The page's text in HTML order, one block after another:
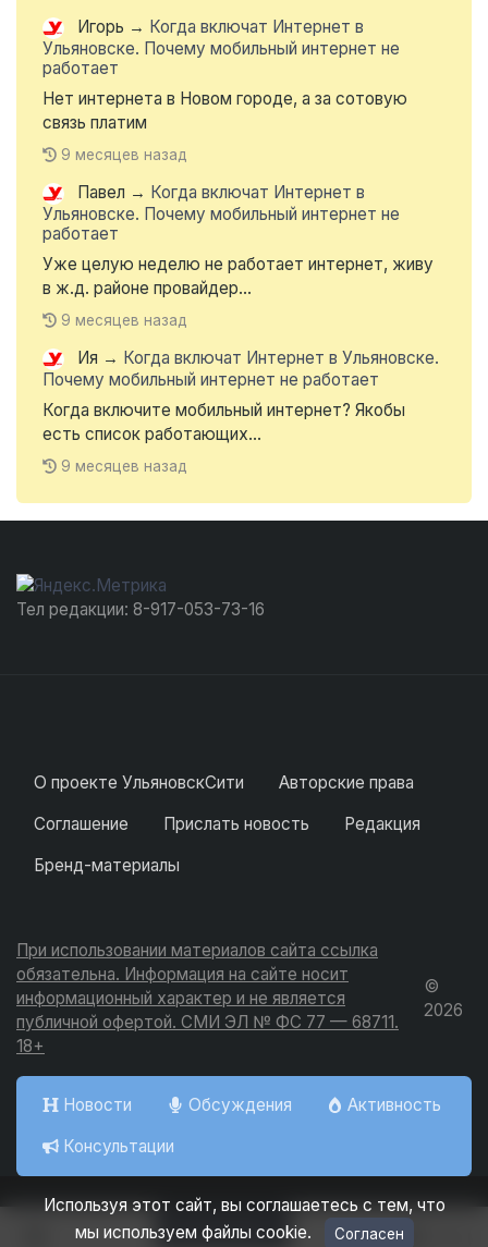
Игорь → Когда включат Интернет в
Ульяновске. Почему мобильный интернет не
работает
Нет интернета в Новом городе, а за сотовую
связь платим
9 месяцев назад
Павел → Когда включат Интернет в
Ульяновске. Почему мобильный интернет не
работает
Уже целую неделю не работает интернет, живу
в ж.д. районе провайдер...
9 месяцев назад
Ия → Когда включат Интернет в Ульяновске.
Почему мобильный интернет не работает
Когда включите мобильный интернет? Якобы
есть список работающих...
9 месяцев назад
Тел редакции: 8-917-053-73-16
О проекте УльяновскСити
Авторские права
Соглашение
Прислать новость
Редакция
Бренд-материалы
При использовании материалов сайта ссылка
обязательна. Информация на сайте носит
информационный характер и не является
публичной офертой. СМИ ЭЛ № ФС 77 — 68711.
18+
©
2026
Новости Обсуждения
Активность
Консультации
Добавить
Используя этот сайт, вы соглашаетесь с тем, что
мы используем файлы cookie.
Согласен